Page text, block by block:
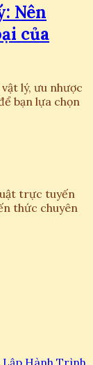
Nên
của
lý, ưu nhược
bạn lựa chọn
trực tuyến
thức chuyên